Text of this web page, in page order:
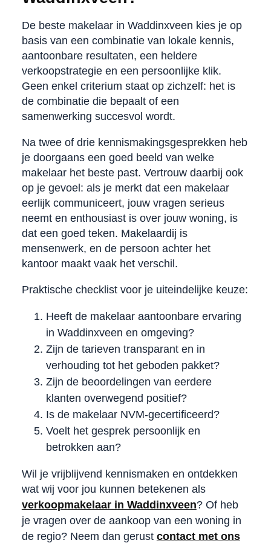
De beste makelaar in Waddinxveen kies je op
basis van een combinatie van lokale kennis,
aantoonbare resultaten, een heldere
verkoopstrategie en een persoonlijke klik.
Geen enkel criterium staat op zichzelf: het is
de combinatie die bepaalt of een
samenwerking succesvol wordt.
Na twee of drie kennismakingsgesprekken heb
je doorgaans een goed beeld van welke
makelaar het beste past. Vertrouw daarbij ook
op je gevoel: als je merkt dat een makelaar
eerlijk communiceert, jouw vragen serieus
neemt en enthousiast is over jouw woning, is
dat een goed teken. Makelaardij is
mensenwerk, en de persoon achter het
kantoor maakt vaak het verschil.
Praktische checklist voor je uiteindelijke keuze:
Heeft de makelaar aantoonbare ervaring
in Waddinxveen en omgeving?
Zijn de tarieven transparant en in
verhouding tot het geboden pakket?
Zijn de beoordelingen van eerdere
klanten overwegend positief?
Is de makelaar NVM-gecertificeerd?
Voelt het gesprek persoonlijk en
betrokken aan?
Wil je vrijblijvend kennismaken en ontdekken
wat wij voor jou kunnen betekenen als
verkoopmakelaar in Waddinxveen? Of heb
je vragen over de aankoop van een woning in
de regio? Neem dan gerust contact met ons